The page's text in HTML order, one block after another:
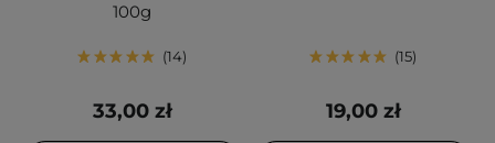
100g
14
33,00 zł
15
19,00 zł